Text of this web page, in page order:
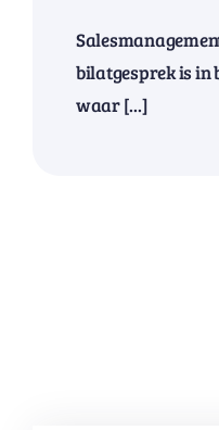
bilatgesprek is in
waar [...]